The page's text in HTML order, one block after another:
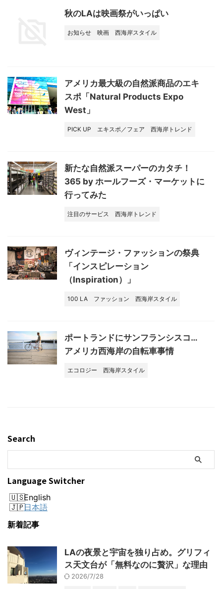
秋のLAは映画祭がいっぱい
お知らせ 映画 西海岸スタイル
アメリカ最大級の自然派商品のエキ
スポ「Natural Products Expo
West」
PICK UP エキスポ／フェア 西海岸トレンド
新たな自然派スーパーのカタチ！
365 by ホールフーズ・マーケットに
行ってみた
注目のサービス 西海岸トレンド
ヴィンテージ・ファッションの祭典
「インスピレーション
（Inspiration）」
100 LA ファッション 西海岸スタイル
ポートランドにサンフランシスコ…
アメリカ西海岸の自転車事情
エコロジー 西海岸スタイル
Search
Language Switcher
English
日本語
新着記事
LAの夜景と宇宙を独り占め。グリフィ
ス天文台が「無料なのに贅沢」な理由
2026/7/28